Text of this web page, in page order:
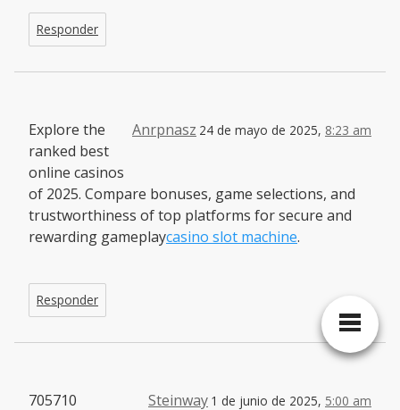
Responder
Anrpnasz 24 de mayo de 2025, 8:23 am
Explore the
ranked best
online casinos
of 2025. Compare bonuses, game selections, and
trustworthiness of top platforms for secure and
rewarding gameplaycasino slot machine.
Responder
Steinway 1 de junio de 2025, 5:00 am
705710